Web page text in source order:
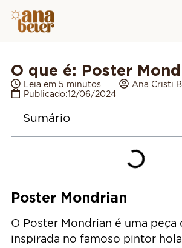
O que é: Poster
Leia em 5 minutos
Ana Cristi
Publicado:12/06/2024
Sumário
Poster Mondrian
O Poster Mondrian é uma peça
inspirada no famoso pintor